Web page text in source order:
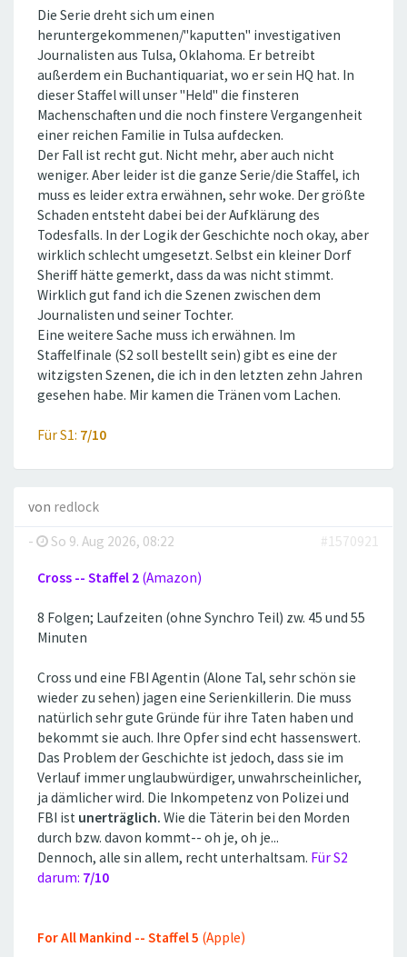
Die Serie dreht sich um einen
heruntergekommenen/''kaputten'' investigativen
Journalisten aus Tulsa, Oklahoma. Er betreibt
außerdem ein Buchantiquariat, wo er sein HQ hat. In
dieser Staffel will unser ''Held'' die finsteren
Machenschaften und die noch finstere Vergangenheit
einer reichen Familie in Tulsa aufdecken.
Der Fall ist recht gut. Nicht mehr, aber auch nicht
weniger. Aber leider ist die ganze Serie/die Staffel, ich
muss es leider extra erwähnen, sehr woke. Der größte
Schaden entsteht dabei bei der Aufklärung des
Todesfalls. In der Logik der Geschichte noch okay, aber
wirklich schlecht umgesetzt. Selbst ein kleiner Dorf
Sheriff hätte gemerkt, dass da was nicht stimmt.
Wirklich gut fand ich die Szenen zwischen dem
Journalisten und seiner Tochter.
Eine weitere Sache muss ich erwähnen. Im
Staffelfinale (S2 soll bestellt sein) gibt es eine der
witzigsten Szenen, die ich in den letzten zehn Jahren
gesehen habe. Mir kamen die Tränen vom Lachen.
Für S1: 7/10
von redlock
-
So 9. Aug 2026, 08:22 #1570921
Cross -- Staffel 2 (Amazon)
8 Folgen; Laufzeiten (ohne Synchro Teil) zw. 45 und 55
Minuten
Cross und eine FBI Agentin (Alone Tal, sehr schön sie
wieder zu sehen) jagen eine Serienkillerin. Die muss
natürlich sehr gute Gründe für ihre Taten haben und
bekommt sie auch. Ihre Opfer sind echt hassenswert.
Das Problem der Geschichte ist jedoch, dass sie im
Verlauf immer unglaubwürdiger, unwahrscheinlicher,
ja dämlicher wird. Die Inkompetenz von Polizei und
FBI ist unerträglich. Wie die Täterin bei den Morden
durch bzw. davon kommt-- oh je, oh je...
Dennoch, alle sin allem, recht unterhaltsam. Für S2
darum: 7/10
For All Mankind -- Staffel 5 (Apple)